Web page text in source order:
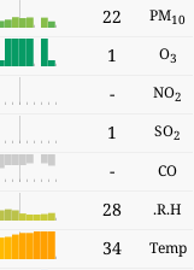
PM10
22
O
1
NO
SO
1
CO
R.H.
28
Temp
34